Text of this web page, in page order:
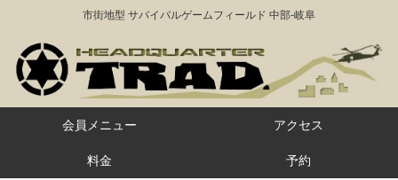
市街地型 サバイバルゲームフィールド 中部-岐阜
会員メニュー アクセス
料金 予約